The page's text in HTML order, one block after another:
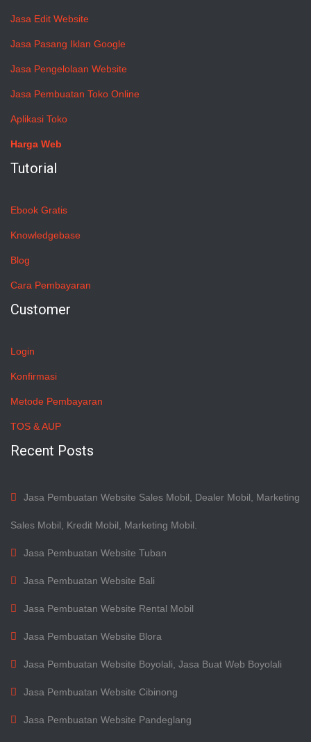
Jasa Edit Website
Jasa Pasang Iklan Google
Jasa Pengelolaan Website
Jasa Pembuatan Toko Online
Aplikasi Toko
Harga Web
Tutorial
Ebook Gratis
Knowledgebase
Blog
Cara Pembayaran
Customer
Login
Konfirmasi
Metode Pembayaran
TOS & AUP
Recent Posts
Jasa Pembuatan Website Sales Mobil, Dealer Mobil, Marketing
Sales Mobil, Kredit Mobil, Marketing Mobil.
Jasa Pembuatan Website Tuban
Jasa Pembuatan Website Bali
Jasa Pembuatan Website Rental Mobil
Jasa Pembuatan Website Blora
Jasa Pembuatan Website Boyolali, Jasa Buat Web Boyolali
Jasa Pembuatan Website Cibinong
Jasa Pembuatan Website Pandeglang